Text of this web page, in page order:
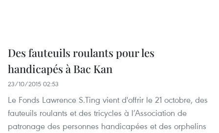
Des fauteuils roulants pour les
handicapés à Bac Kan
23/10/2015 02:53
Le Fonds Lawrence S.Ting vient d'offrir le 21 octobre, des
fauteuils roulants et des tricycles à l’Association de
patronage des personnes handicapées et des orphelins